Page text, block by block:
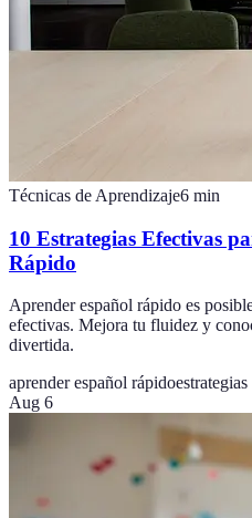
Técnicas de Aprendizaje6 min
10 Estrategias Efectivas
Rápido
Aprender español rápido es
efectivas. Mejora tu fluidez y
divertida.
aprender español rápidoestrategias
Aug 6